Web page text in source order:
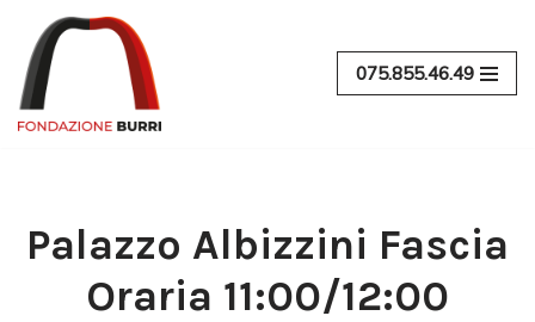
Vai
al
contenuto
075.855.46.49
Palazzo Albizzini Fascia
Oraria 11:00/12:00